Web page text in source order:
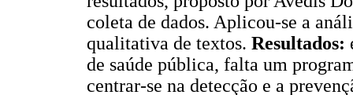
coleta de dados. Aplicou-se a
qualitativa de textos. Resultados:
de saúde pública, falta um
centrar-se na detecção e a